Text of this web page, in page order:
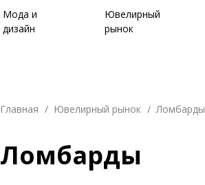
Мода и
дизайн
Ювелирный
рынок
Главная Ювелирный рынок Ломбарды
Ломбарды